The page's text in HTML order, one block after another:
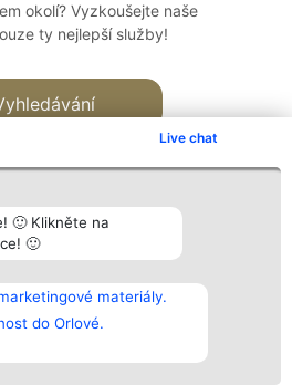
Live chat
🙂 Klikněte na
🙂
materiály.
do Orlové.
okolí? Vyzkoušejte naše
ty nejlepší služby!
Vítězové
Seznam všech
laureátů
Zásady
Zásady
Kontakt